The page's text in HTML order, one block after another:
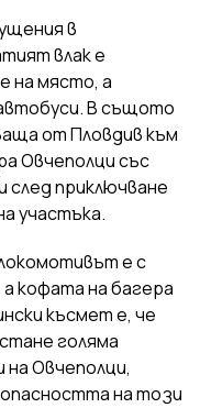
в
влак е
на място, а
В същото
от Пловдив към
Овчеполци със
след приключване
участъка.
е с
кофата на багера
късмет е, че
голяма
Овчеполци,
на този